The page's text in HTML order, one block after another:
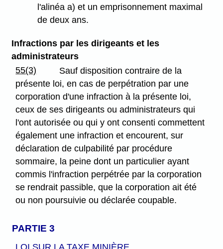
l'alinéa a) et un emprisonnement maximal
de deux ans.
Infractions par les dirigeants et les
administrateurs
55(3)
Sauf disposition contraire de la
présente loi, en cas de perpétration par une
corporation d'une infraction à la présente loi,
ceux de ses dirigeants ou administrateurs qui
l'ont autorisée ou qui y ont consenti commettent
également une infraction et encourent, sur
déclaration de culpabilité par procédure
sommaire, la peine dont un particulier ayant
commis l'infraction perpétrée par la corporation
se rendrait passible, que la corporation ait été
ou non poursuivie ou déclarée coupable.
PARTIE 3